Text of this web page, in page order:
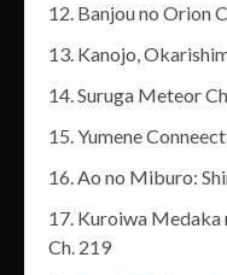
Banjou no Orion
Kanojo,
Suruga Meteor
Yumene
Ao no Miburo:
Kuroiwa Medaka
Ch. 219